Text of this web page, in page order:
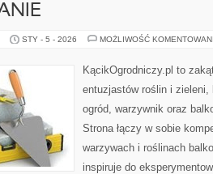
STY - 5 - 2026 MOŻLIWOŚĆ
KącikOgrodniczy.pl to
entuzjastów roślin i
ogród, warzywnik oraz
Strona łączy w sobie
warzywach i roślinach
inspiruje do